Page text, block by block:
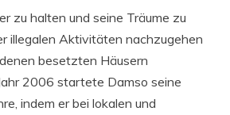
zu halten und seine Träume zu
illegalen Aktivitäten nachzugehen
besetzten Häusern
2006 startete Damso seine
indem er bei lokalen und